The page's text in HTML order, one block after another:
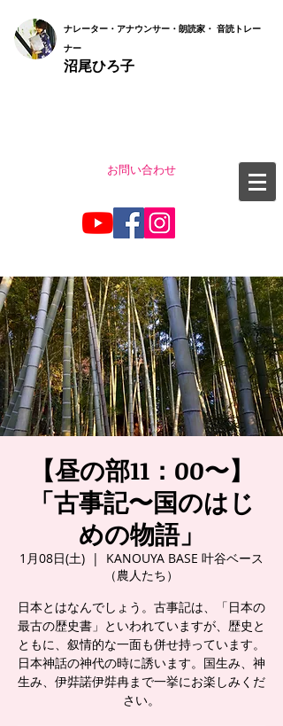
ナレーター・アナウンサー・朗読家・ 音読トレー
ナー
沼尾ひろ子
お問い合わせ
【昼の部11：00〜】
「古事記〜国のはじ
めの物語」
1月08日(土)
  |
KANOUYA BASE 叶谷ベース
（農人たち）
日本とはなんでしょう。古事記は、「日本の
最古の歴史書」といわれていますが、歴史と
ともに、叙情的な一面も併せ持っています。
日本神話の神代の時に誘います。国生み、神
生み、伊弉諾伊弉冉まで一挙にお楽しみくだ
さい。